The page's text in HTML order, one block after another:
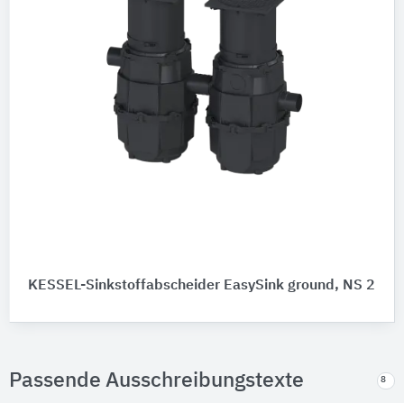
KESSEL-Sinkstoffabscheider EasySink ground, NS 2
Passende Ausschreibungstexte 8